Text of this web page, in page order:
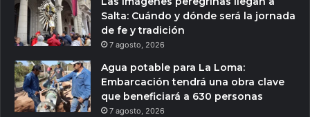
Salta: Cuándo y dónde será la jornada
de fe y tradición
7 agosto, 2026
Agua potable para La Loma:
Embarcación tendrá una obra clave
que beneficiará a 630 personas
7 agosto, 2026